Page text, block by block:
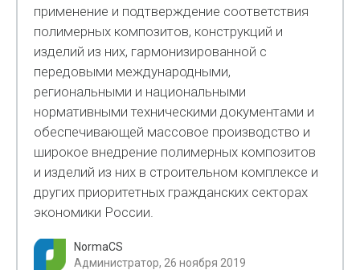
применение и подтверждение соответствия
полимерных композитов, конструкций и
изделий из них, гармонизированной с
передовыми международными,
региональными и национальными
нормативными техническими документами и
обеспечивающей массовое производство и
широкое внедрение полимерных композитов
и изделий из них в строительном комплексе и
других приоритетных гражданских секторах
экономики России.
NormaCS
Администратор, 26 ноября 2019